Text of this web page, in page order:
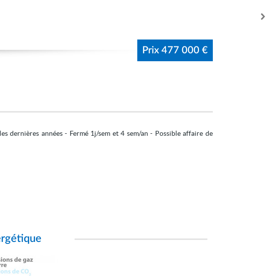
Prix477 000 €
dernières années - Fermé 1j/sem et 4 sem/an - Possible affaire de